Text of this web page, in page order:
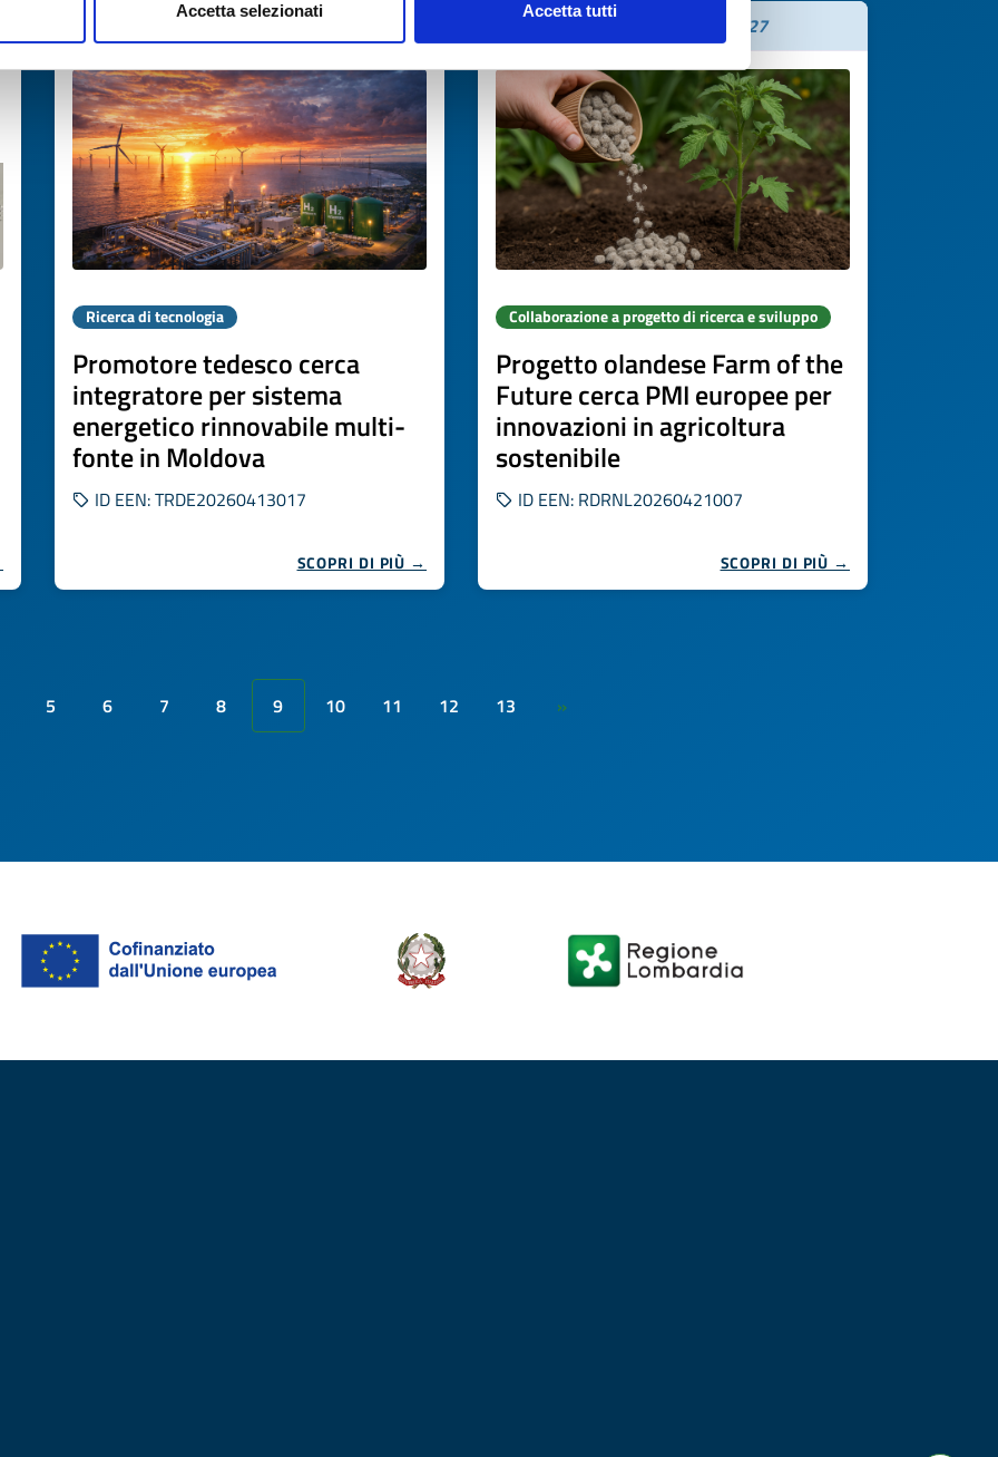
Accetta selezionati Accetta tutti
Scade il07 maggio 2027
Ricerca di tecnologia
Promotore tedesco cerca
integratore per sistema
energetico rinnovabile multi-
fonte in Moldova
ID EEN: TRDE20260413017
SCOPRI DI PIÙ →
Scade il 05 maggio 2027
Collaborazione a progetto di ricerca e sviluppo
Progetto olandese Farm of the
Future cerca PMI europee per
innovazioni in agricoltura
sostenibile
ID EEN: RDRNL20260421007
SCOPRI DI PIÙ →
5 6 7 8 9 10 11 12 13 »